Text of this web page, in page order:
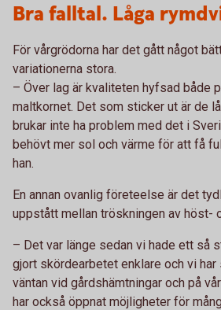
Bra falltal. Låga
För vårgrödorna har det gått något
variationerna stora.
– Över lag är kvaliteten hyfsad både
maltkornet. Det som sticker ut är de
brukar inte ha problem med det i
behövt mer sol och värme för att få
han.
En annan ovanlig företeelse är det
uppstått mellan tröskningen av höst-
– Det var länge sedan vi hade ett så
gjort skördearbetet enklare och vi
väntan vid gårdshämtningar och på
har också öppnat möjligheter för